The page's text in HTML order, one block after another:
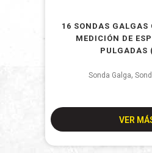
16 SONDAS GALGAS
MEDICIÓN DE
PULGADAS
Sonda Galga,
VER